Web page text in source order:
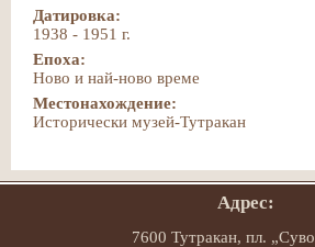
Датировка:
1938 - 1951 г.
Епоха:
Ново и най-ново време
Местонахождение:
Исторически музей-Тутракан
Адрес:
7600 Тутракан, пл.